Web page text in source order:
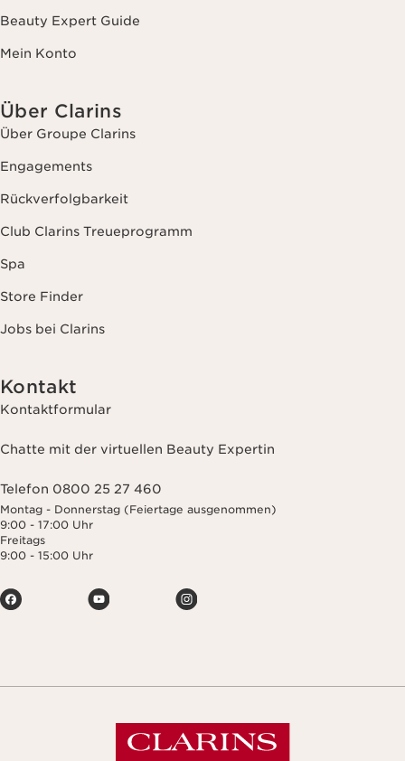
Beauty Expert Guide
Mein Konto
Über Clarins
Über Groupe Clarins
Engagements
Rückverfolgbarkeit
Club Clarins Treueprogramm
Spa
Store Finder
Jobs bei Clarins
Kontakt
Kontaktformular
Chatte mit der virtuellen Beauty Expertin
Telefon 0800 25 27 460
Montag - Donnerstag (Feiertage ausgenommen)
9:00 - 17:00 Uhr
Freitags
9:00 - 15:00 Uhr